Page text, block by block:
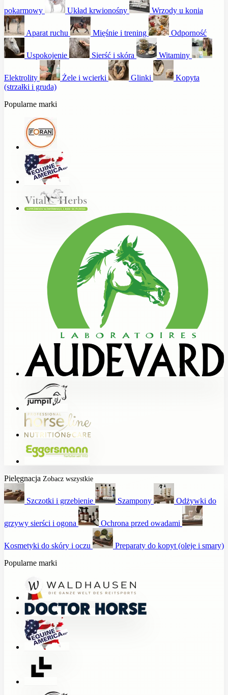
pokarmowy Układ krwionośny Wrzody u konia
Aparat ruchu Mięśnie i trening Odporność
Uspokojenie Sierść i skóra Witaminy
Elektrolity Żele i wcierki Glinki
Kopyta
(strzałki i gruda)
Popularne marki
Pielęgnacja Zobacz wszystkie
Szczotki i grzebienie Szampony Odżywki do
grzywy sierści i ogona Ochrona przed owadami
Kosmetyki do skóry i oczu
Preparaty do kopyt (oleje i smary)
Popularne marki